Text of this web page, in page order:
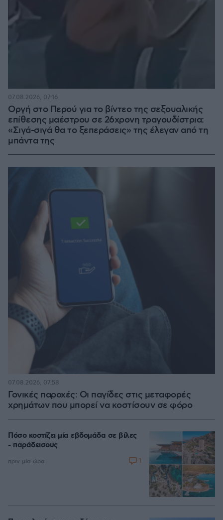
Οργή στο Περού για το βίντεο της σεξουαλικής
επίθεσης μαέστρου σε 26χρονη τραγουδίστρια:
«Σιγά-σιγά θα το ξεπεράσεις» της έλεγαν από τη
μπάντα της
07.08.2026, 07:16
Γονικές παροχές: Οι παγίδες στις μεταφορές
χρημάτων που μπορεί να κοστίσουν σε φόρο
07.08.2026, 07:58
Πόσο κοστίζει μία εβδομάδα σε βίλες
- παράδεισους
πριν μία ώρα 1